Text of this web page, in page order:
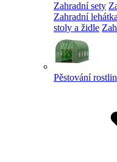
Zahradní sety
Zahradní lehátka
stoly a židle
Pěstování rostlin